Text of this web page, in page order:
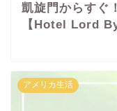
凱旋門からすぐ
【Hotel Lord
アメリカ生活